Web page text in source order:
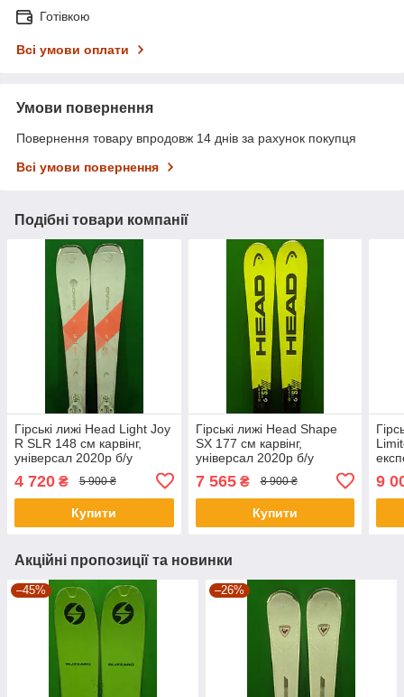
Готівкою
Всі умови оплати
Умови повернення
Повернення товару впродовж 14 днів за рахунок покупця
Всі умови повернення
Подібні товари компанії
Гірські лижі Head Light Joy
R SLR 148 см карвінг,
універсал 2020р б/у
4 720 ₴ 5 900 ₴
Купити
Гірські лижі Head Shape
SX 177 см карвінг,
універсал 2020р б/у
7 565₴ 8 900 ₴
Купити
9
Акційні пропозиції та новинки
–45% –26%